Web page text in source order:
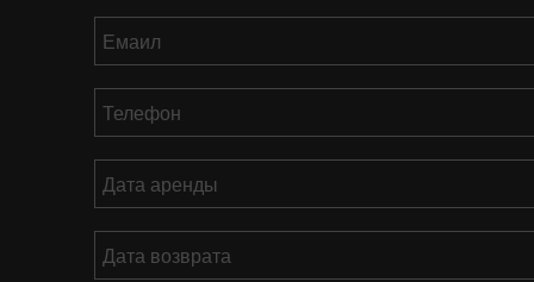
аренды
слеш
ДД
возврата *